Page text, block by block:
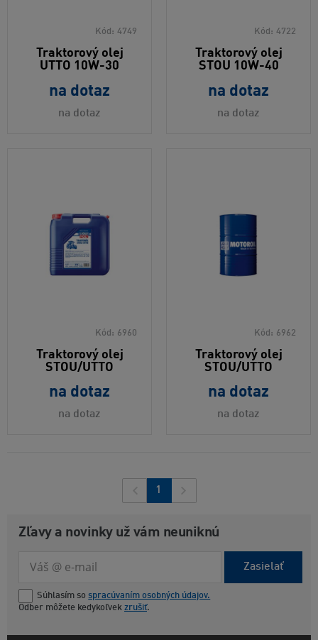
Kód: 4749
Traktorový olej
UTTO 10W-30
na dotaz
na dotaz
Kód: 4722
Traktorový olej
STOU 10W-40
na dotaz
na dotaz
Kód: 6960
Traktorový olej
STOU/UTTO
na dotaz
na dotaz
Kód: 6962
Traktorový olej
STOU/UTTO
na dotaz
na dotaz
1
Zľavy a novinky už vám neuniknú
Zasielať
Súhlasím so spracúvaním osobných údajov.
Odber môžete kedykoľvek zrušiť.